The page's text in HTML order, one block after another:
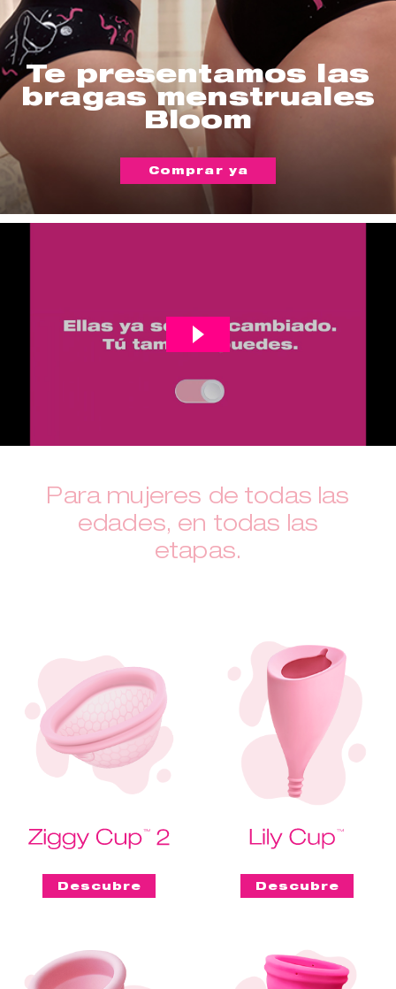
Te presentamos las
bragas menstruales
Bloom
Comprar ya
Para mujeres de todas las
edades, en todas las
etapas.
Descubre Descubre